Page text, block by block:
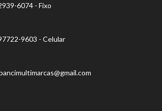
6074 - Fixo
9603 - Celular